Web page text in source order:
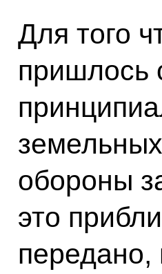
Для того
пришлось
обороны
это